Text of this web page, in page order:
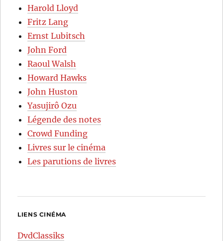
Harold Lloyd
Fritz Lang
Ernst Lubitsch
John Ford
Raoul Walsh
Howard Hawks
John Huston
Yasujirô Ozu
Légende des notes
Crowd Funding
Livres sur le cinéma
Les parutions de livres
LIENS CINÉMA
DvdClassiks